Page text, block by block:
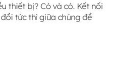
thiết bị? Có và có. Kết nối
tức thì giữa chúng để